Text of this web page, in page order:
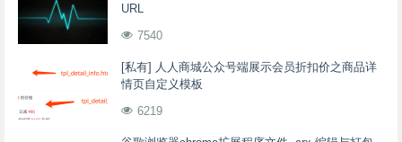
URL
7540
[私有] 人人商城公众号端展示会员折扣价之商品详
情页自定义模板
6219